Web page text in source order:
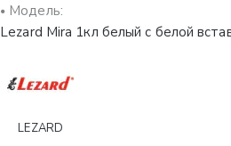
Модель:
Lezard Mira 1кл белый с белой
LEZARD